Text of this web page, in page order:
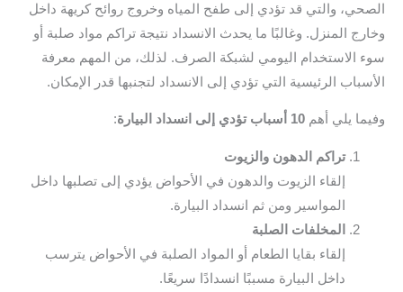
والتي قد تؤدي إلى طفح المياه وخروج روائح كريهة داخل
المنزل. وغالبًا ما يحدث الانسداد نتيجة تراكم مواد صلبة أو
الاستخدام اليومي لشبكة الصرف. لذلك، من المهم معرفة
الرئيسية التي تؤدي إلى الانسداد لتجنبها قدر الإمكان.
يلي أهم10 أسباب تؤدي إلى انسداد البيارة
تراكم الدهون والزيوت
إلقاء الزيوت والدهون في الأحواض يؤدي إلى تصلبها داخل
المواسير ومن ثم انسداد البيارة.
المخلفات الصلبة
إلقاء بقايا الطعام أو المواد الصلبة في الأحواض يترسب
داخل البيارة مسببًا انسدادًا سريعًا.